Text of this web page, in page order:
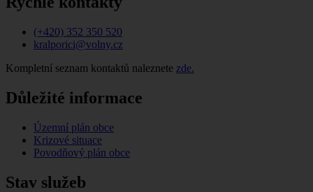
(+420) 352 350 520
kralporici@volny.cz
Kompletní seznam kontaktů naleznete zde.
Důležité informace
Územní plán obce
Krizové situace
Povodňový plán obce
Stav služeb